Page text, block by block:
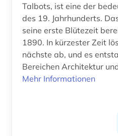
druckwerk (1)
dunhuang (1)
dänemark (4)
Talbots, ist eine der
des 19. Jahrhunderts.
seine erste Blütezeit
1890. In kürzester Zeit
nächste ab, und es
Bereichen Architektur
Mehr Informationen